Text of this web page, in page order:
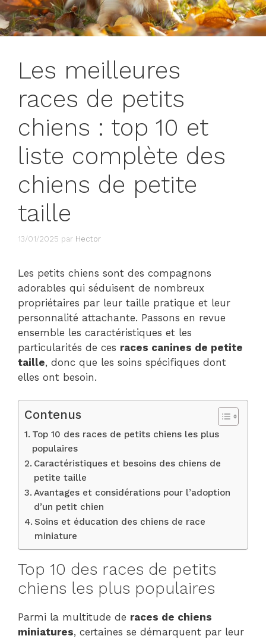
Les meilleures
races de petits
chiens : top 10 et
liste complète des
chiens de petite
taille
13/01/2025 par Hector
Les petits chiens sont des compagnons
adorables qui séduisent de nombreux
propriétaires par leur taille pratique et leur
personnalité attachante. Passons en revue
ensemble les caractéristiques et les
particularités de ces races canines de petite
taille, donc que les soins spécifiques dont
elles ont besoin.
Contenus
Top 10 des races de petits chiens les plus
populaires
Caractéristiques et besoins des chiens de
petite taille
Avantages et considérations pour l’adoption
d’un petit chien
Soins et éducation des chiens de race
miniature
Top 10 des races de petits
chiens les plus populaires
Parmi la multitude de races de chiens
miniatures, certaines se démarquent par leur